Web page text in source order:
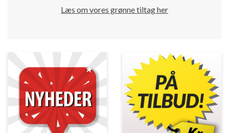
Læs om vores grønne tiltag her